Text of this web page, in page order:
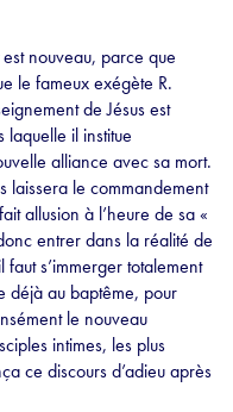
nouveau, parce que
le fameux exégète R.
de Jésus est
il institue
alliance avec sa mort.
laissera le commandement
allusion à l’heure de sa «
entrer dans la réalité de
s’immerger totalement
déjà au baptême, pour
le nouveau
intimes, les plus
ce discours d’adieu après